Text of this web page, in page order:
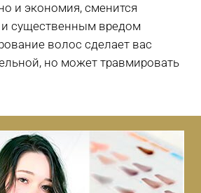
и экономия, сменится
существенным вредом
волос сделает вас
но может травмировать